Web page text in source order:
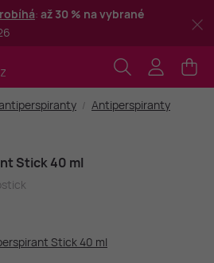
: až 30 % na vybrané
Antiperspiranty
Stick 40 ml